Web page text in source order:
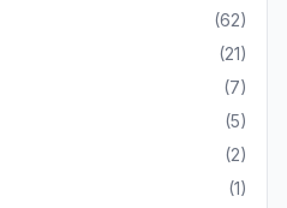
(62)
(21)
(7)
(5)
(2)
(1)